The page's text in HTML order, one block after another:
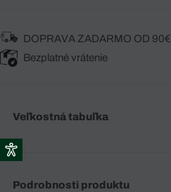
DOPRAVA ZADARMO OD 90€
Bezplatné vrátenie
Veľkostná tabuľka
Podrobnosti produktu